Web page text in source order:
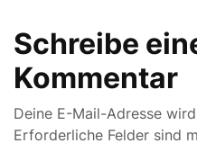
Schreibe
Kommentar
Deine E-Mail-Adresse
Erforderliche Felder sind